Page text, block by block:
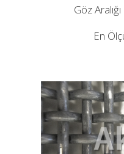
Göz
En